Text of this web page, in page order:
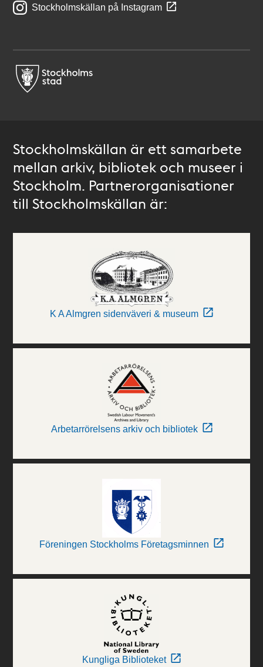
Stockholmskällan på Instagram
Stockholmskällan är ett samarbete
mellan arkiv, bibliotek och museer i
Stockholm. Partnerorganisationer
till Stockholmskällan är:
K A Almgren sidenväveri & museum
Arbetarrörelsens arkiv och bibliotek
Föreningen Stockholms Företagsminnen
Kungliga Biblioteket